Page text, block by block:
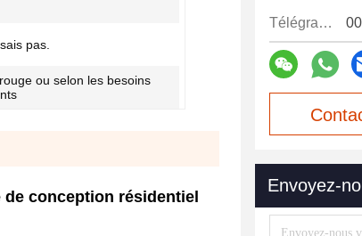
pas.
ou selon les besoins
conception résidentiel
Télégramme:
Envoyez-